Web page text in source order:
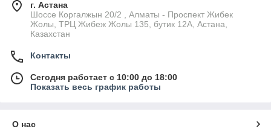
г. Астана
Шоссе Коргалжын 20/2 , Алматы - Проспект Жибек
Жолы, ТРЦ Жибеж Жолы 135, бутик 12А, Астана,
Казахстан
Контакты
Сегодня работает с 10:00 до 18:00
Показать весь график работы
О нас